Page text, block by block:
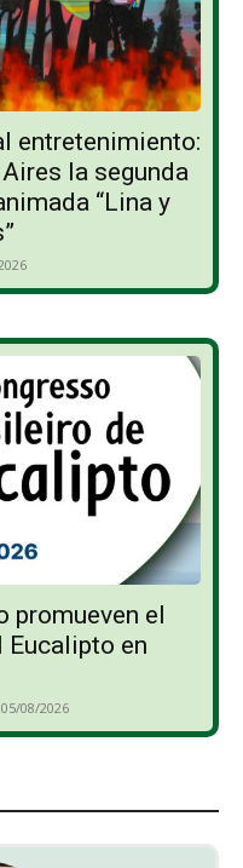
entretenimiento:
la segunda
“Lina y
promueven el
Eucalipto en
05/08/2026